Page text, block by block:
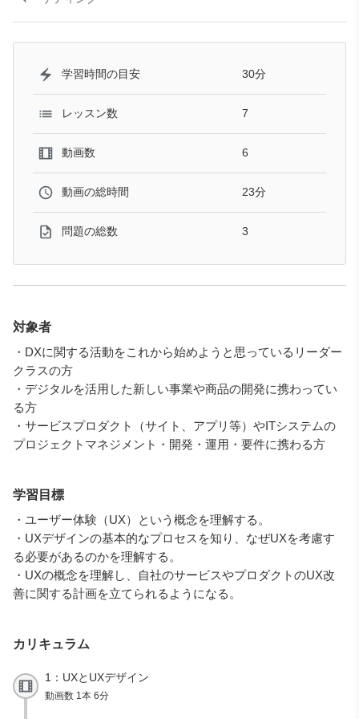
学習時間の目安 30分
レッスン数 7
動画数 6
動画の総時間 23分
問題の総数 3
対象者
・DXに関する活動をこれから始めようと思っているリーダー
クラスの方
・デジタルを活用した新しい事業や商品の開発に携わってい
る方
・サービスプロダクト（サイト、アプリ等）やITシステムの
プロジェクトマネジメント・開発・運用・要件に携わる方
学習目標
・ユーザー体験（UX）という概念を理解する。
・UXデザインの基本的なプロセスを知り、なぜUXを考慮す
る必要があるのかを理解する。
・UXの概念を理解し、自社のサービスやプロダクトのUX改
善に関する計画を立てられるようになる。
カリキュラム
1：UXとUXデザイン
動画数 1本 6分